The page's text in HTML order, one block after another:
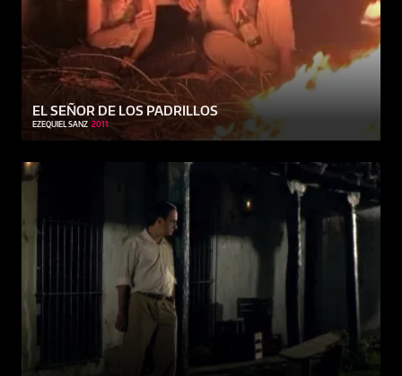
EL SEÑOR DE LOS PADRILLOS
EZEQUIEL SANZ 2011